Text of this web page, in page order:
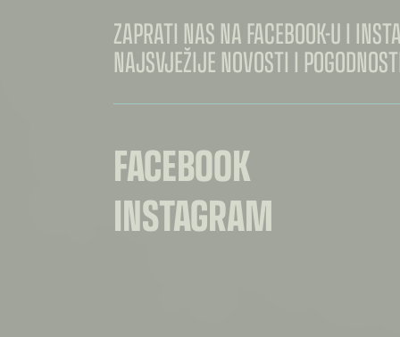
ZAPRATI NAS NA FACEBOOK-U I
NAJSVJEŽIJE NOVOSTI I
FACEBOOK
INSTAGRAM